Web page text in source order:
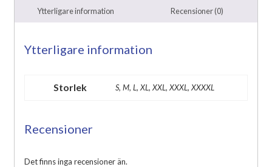
Ytterligare information Recensioner (0)
Ytterligare information
Storlek S, M, L, XL, XXL, XXXL, XXXXL
Recensioner
Det finns inga recensioner än.